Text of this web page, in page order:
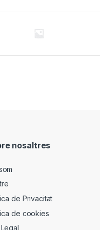
nosaltres
de Privacitat
de cookies